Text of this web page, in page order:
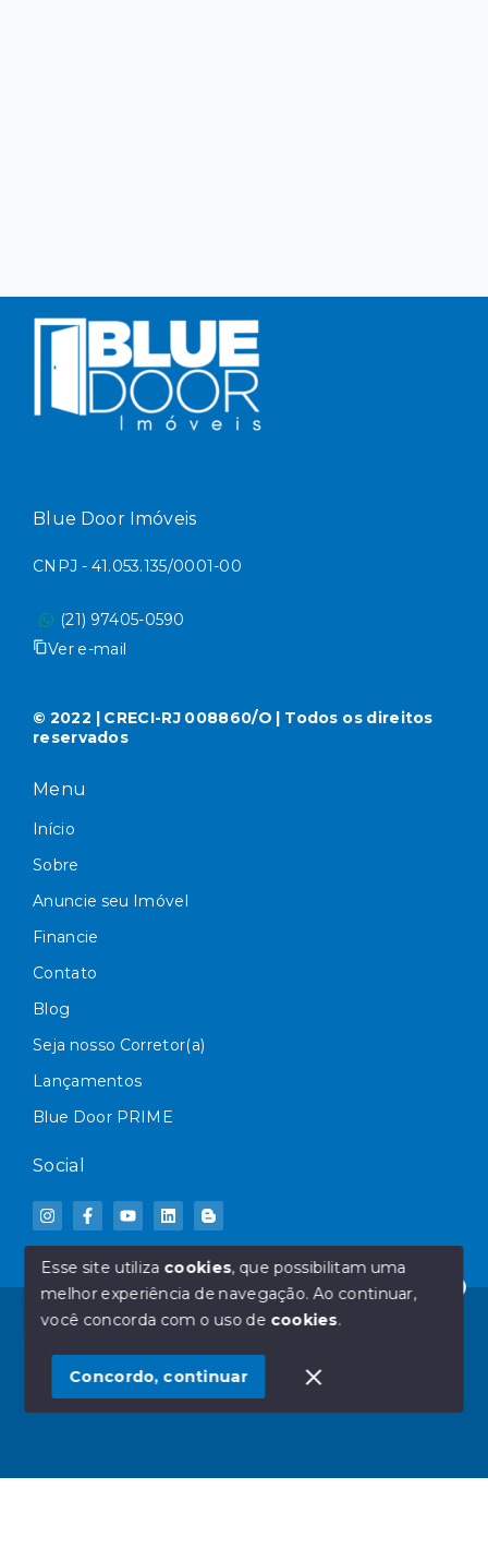
Olá! Deseja mais informações sobre qual IMÓVEL?
Blue Door Imóveis
CNPJ - 41.053.135/0001-00
(21) 97405-0590
Ver e-mail
© 2022 | CRECI-RJ 008860/O | Todos os direitos
reservados
Menu
Início
Sobre
Anuncie seu Imóvel
Financie
Contato
Blog
Seja nosso Corretor(a)
Lançamentos
Blue Door PRIME
Social
© Copyright 2026 - Blue Door Imóveis - Todos os
SITE PARA IMOBILIARIA
Esse site utiliza cookies, que possibilitam uma
melhor experiência de navegação.Ao continuar,
você concorda com o uso de cookies.
Concordo, continuar